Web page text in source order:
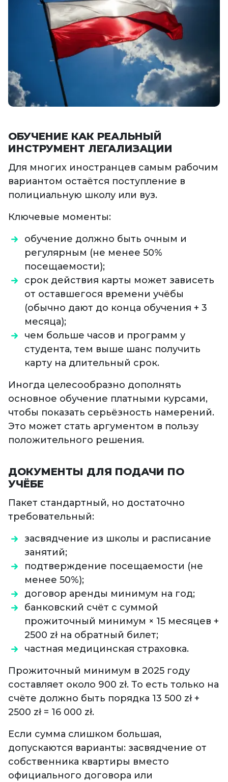
ОБУЧЕНИЕ КАК РЕАЛЬНЫЙ
ИНСТРУМЕНТ ЛЕГАЛИЗАЦИИ
Для многих иностранцев самым рабочим
вариантом остаётся поступление в
полициальную школу или вуз.
Ключевые моменты:
обучение должно быть очным и
регулярным (не менее 50%
посещаемости);
срок действия карты может зависеть
от оставшегося времени учёбы
(обычно дают до конца обучения + 3
месяца);
чем больше часов и программ у
студента, тем выше шанс получить
карту на длительный срок.
Иногда целесообразно дополнять
основное обучение платными курсами,
чтобы показать серьёзность намерений.
Это может стать аргументом в пользу
положительного решения.
ДОКУМЕНТЫ ДЛЯ ПОДАЧИ ПО
УЧЁБЕ
Пакет стандартный, но достаточно
требовательный:
засвядчение из школы и расписание
занятий;
подтверждение посещаемости (не
менее 50%);
договор аренды минимум на год;
банковский счёт с суммой
прожиточный минимум × 15 месяцев +
2500 zł на обратный билет;
частная медицинская страховка.
Прожиточный минимум в 2025 году
составляет около 900 zł. То есть только на
счёте должно быть порядка 13 500 zł +
2500 zł = 16 000 zł.
Если сумма слишком большая,
допускаются варианты: засвядчение от
собственника квартиры вместо
официального договора или